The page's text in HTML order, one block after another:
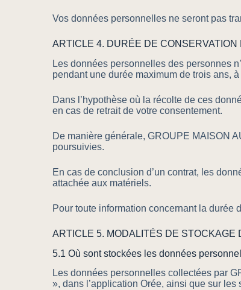
Vos données personnelles ne seront pas
ARTICLE 4. DURÉE DE
Les données personnelles des personnes
pendant une durée maximum de trois ans,
Dans l’hypothèse où la récolte de ces
en cas de retrait de votre consentement.
De manière générale, GROUPE MAISON
poursuivies.
En cas de conclusion d’un contrat, les
attachée aux matériels.
Pour toute information concernant la durée
ARTICLE 5. MODALITÉS DE STOCKAGE
5.1 Où sont stockées les données
Les données personnelles collectées par
», dans l’application Orée, ainsi que sur